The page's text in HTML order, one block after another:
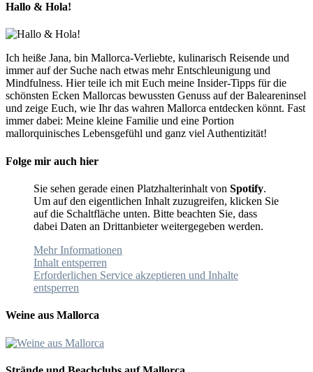
Hallo & Hola!
Ich heiße Jana, bin Mallorca-Verliebte, kulinarisch Reisende und
immer auf der Suche nach etwas mehr Entschleunigung und
Mindfulness. Hier teile ich mit Euch meine Insider-Tipps für die
schönsten Ecken Mallorcas bewussten Genuss auf der Baleareninsel
und zeige Euch, wie Ihr das wahren Mallorca entdecken könnt. Fast
immer dabei: Meine kleine Familie und eine Portion
mallorquinisches Lebensgefühl und ganz viel Authentizität!
Folge mir auch hier
Sie sehen gerade einen Platzhalterinhalt von Spotify.
Um auf den eigentlichen Inhalt zuzugreifen, klicken Sie
auf die Schaltfläche unten. Bitte beachten Sie, dass
dabei Daten an Drittanbieter weitergegeben werden.
Mehr Informationen
Inhalt entsperren
Erforderlichen Service akzeptieren und Inhalte
entsperren
Weine aus Mallorca